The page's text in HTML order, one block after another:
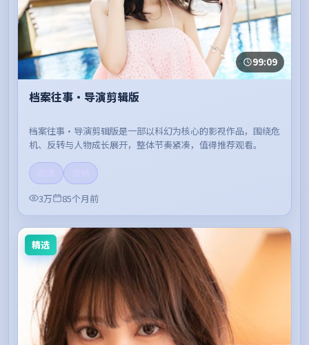
99:09
档案往事·导演剪辑版
档案往事·导演剪辑版是一部以科幻为核心的影视作品，围绕危
机、反转与人物成长展开，整体节奏紧凑，值得推荐观看。
3万
85个月前
精选